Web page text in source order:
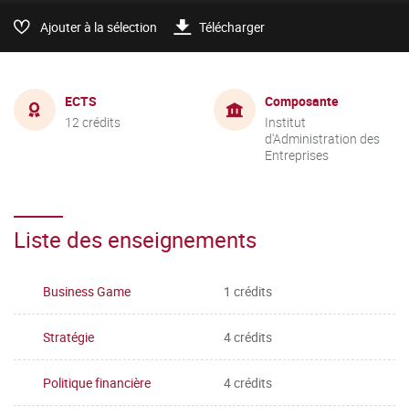
Ajouter à la sélection Télécharger
ECTS
12 crédits
Composante
Institut
d'Administration des
Entreprises
Liste des enseignements
Business Game 1 crédits
Stratégie 4 crédits
Politique financière 4 crédits